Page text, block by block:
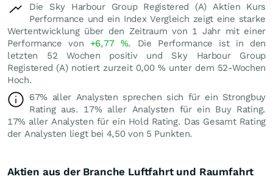
Die Sky Harbour Group Registered (A) Aktien Kurs
Performance und ein Index Vergleich zeigt eine starke
Wertentwicklung über den Zeitraum von 1 Jahr mit einer
Performance von +6,77 %. Die Performance ist in den
letzten 52 Wochen positiv und Sky Harbour Group
Registered (A) notiert zurzeit 0,00%unter dem 52-Wochen
Hoch.
67% aller Analysten sprechen sich für ein Strongbuy
Rating aus. 17% aller Analysten für ein Buy Rating.
17% aller Analysten für ein Hold Rating. Das Gesamt Rating
der Analysten liegt bei 4,50 von 5 Punkten.
Aktien aus der Branche Luftfahrt und Raumfahrt